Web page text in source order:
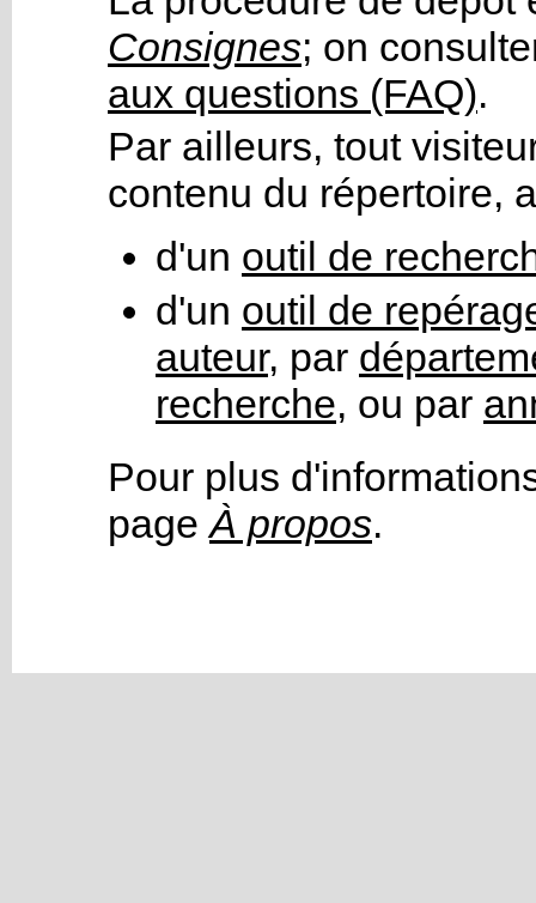
Consignes; on
aux questions (FAQ).
Par ailleurs, tout
contenu du répertoire,
d'un outil de
d'un outil de
auteur, par
recherche, ou par
Pour plus
pageÀ propos.